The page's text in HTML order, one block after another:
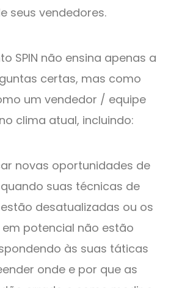
seus vendedores.
SPIN não ensina apenas a
certas, mas como
um vendedor / equipe
clima atual, incluindo:
novas oportunidades de
suas técnicas de
desatualizadas ou os
em potencial não estão
às suas táticas
onde e por que as